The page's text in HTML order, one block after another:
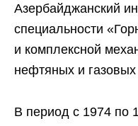
Азербайджанский
специальности
и комплексной
нефтяных и
В период с 1974 по